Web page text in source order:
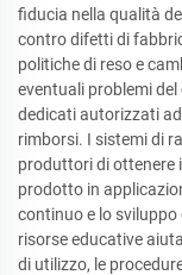
fiducia nella qualità
contro difetti di
politiche di reso e
eventuali problemi
dedicati autorizzati
rimborsi. I sistemi di
produttori di ottenere
prodotto in
continuo e lo
risorse educative
di utilizzo, le